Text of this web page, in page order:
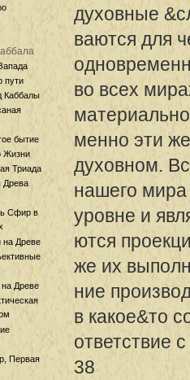
пути
Каббалы
бытие
Жизни
Триада
Древа
Сфир в
на Древе
на Древе
Первая
духовные
ваются для
во всех
менно эти
духовном.
нашего
уровне и
ются
же их
ние
в какое&то
ответствие
38